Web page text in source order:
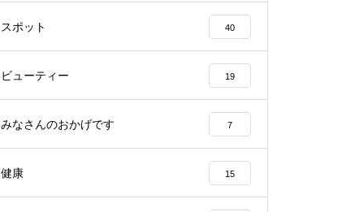
2023バレンタイン＠アビート
スポット 40
ビューティー 19
みなさんのおかげです 7
健康 15